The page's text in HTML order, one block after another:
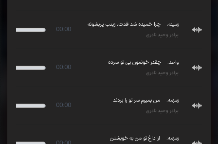
زمینه:
چرا خمیده شد قدت، زینب پریشونه
برادر وحید نادری
00:00
واحد:
چقدر خونمون بی تو سرده
برادر وحید نادری
00:00
زمزمه:
من بمیرم سر تو را بردند
برادر وحید نادری
00:00
زمزمه: از داغ تو من به خویشتن